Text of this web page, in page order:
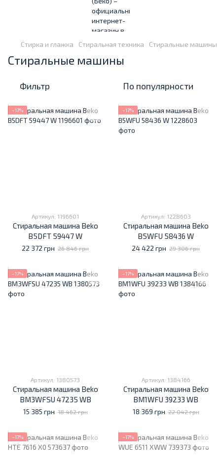
Стирка и глажка Стиральная техника Стиральные машины
Стиральные машины
Фильтр По популярности
−17%
Артикул: 1196601
Стиральная машина Beko
B5DFT 59447 W
22 372 грн 26 846 грн
−17%
Артикул: 1228603
Стиральная машина Beko
B5WFU 58436 W
24 422 грн 29 306 грн
−17%
Артикул: 1380573
Стиральная машина Beko
BM3WFSU 47235 WB
15 385 грн 18 462 грн
−17%
Артикул: 1384166
Стиральная машина Beko
BM1WFU 39233 WB
18 369 грн 22 042 грн
−17% −17%